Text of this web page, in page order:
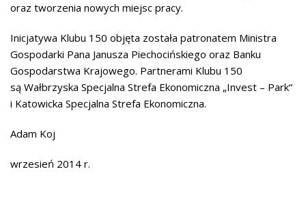
oraz tworzenia nowych miejsc pracy.
Inicjatywa Klubu 150 objęta została patronatem Ministra
Gospodarki Pana Janusza Piechocińskiego oraz Banku
Gospodarstwa Krajowego. Partnerami Klubu 150
są Wałbrzyska Specjalna Strefa Ekonomiczna „Invest – Park“
i Katowicka Specjalna Strefa Ekonomiczna.
Adam Koj
wrzesień 2014 r.